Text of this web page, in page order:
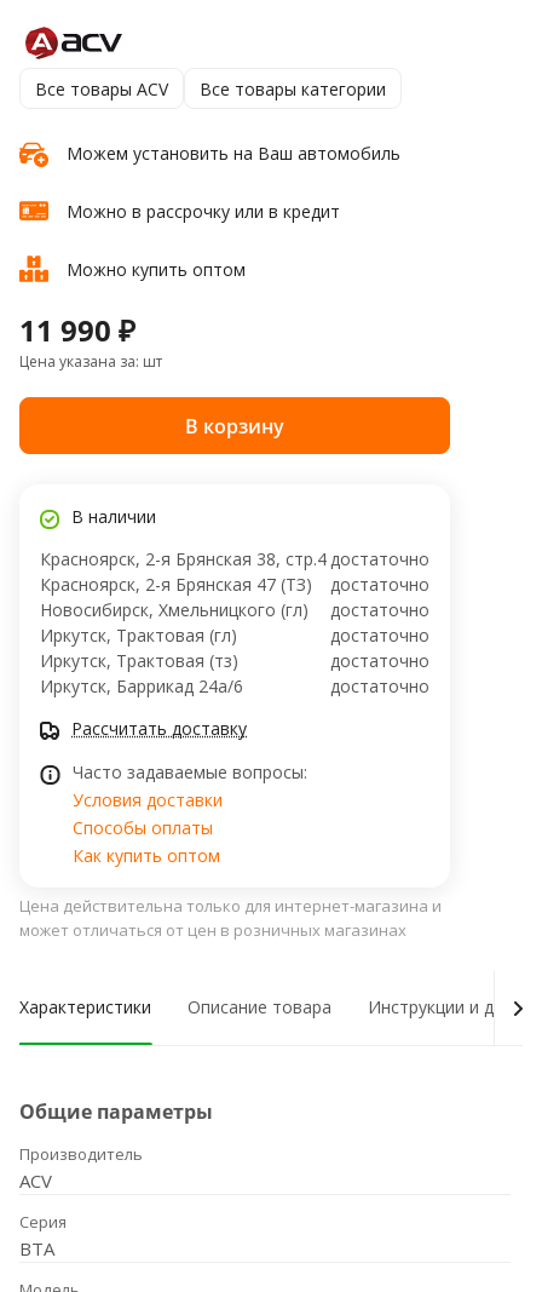
Все товары ACV Все товары категории
Можем установить на Ваш автомобиль
Можно в рассрочку или в кредит
Можно купить оптом
11 990 ₽
Цена указана за: шт
В корзину
В наличии
Красноярск, 2-я Брянская 38, стр.4достаточно
Красноярск, 2-я Брянская 47 (ТЗ)
достаточно
Новосибирск, Хмельницкого (гл)
достаточно
Иркутск, Трактовая (гл)
достаточно
Иркутск, Трактовая (тз)
достаточно
Иркутск, ​Баррикад 24а/6
достаточно
Рассчитать доставку
Часто задаваемые вопросы:
Условия доставки
Способы оплаты
Как купить оптом
Цена действительна только для интернет-магазина и
может отличаться от цен в розничных магазинах
Характеристики Описание товара Инструкции и
Общие параметры
Производитель
ACV
Серия
BTA